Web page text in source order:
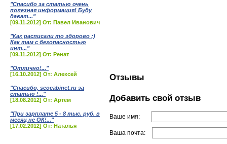
"Спасибо за статью очень
полезная информация! Буду
дават..."
[09.11.2012] От: Павел Иванович
"Как расписали то здорово :)
Как там с безопасностью
инт..."
[09.11.2012] От: Ренат
"Отлично!..."
[16.10.2012] От: Алексей
"Спасибо, seocabinet.ru за
статью !..."
[18.08.2012] От: Артем
"При зарплате 5 - 8 тыс. руб. в
месяц не ОК!..."
[17.02.2012] От: Наталья
Отзывы
Добавить свой отзыв
Ваше имя:
Ваша почта: